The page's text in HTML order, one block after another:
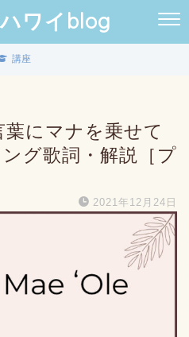
ワイblog
講座
葉にマナを乗せて
グ歌詞・解説［プ
2021年12月24日